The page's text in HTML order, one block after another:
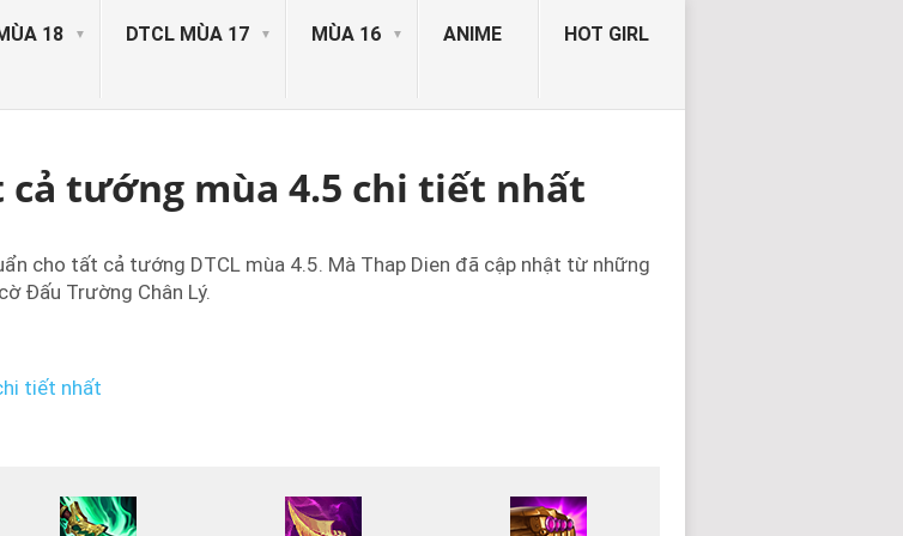
18 DTCL MÙA 17 MÙA 16 ANIME HOT GIRL
cả tướng mùa 4.5 chi tiết nhất
cho tất cả tướng DTCL mùa 4.5. Mà Thap Dien đã cập nhật từ những
Đấu Trường Chân Lý.
tiết nhất